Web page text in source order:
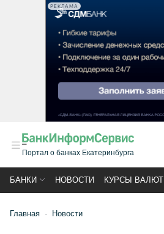
РЕКЛАМА
Портал о банках Екатеринбурга
БАНКИ НОВОСТИ КУРСЫ ВАЛЮТ
Главная Новости